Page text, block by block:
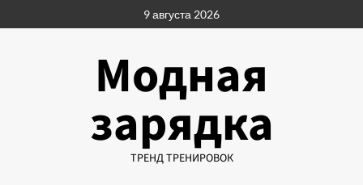
к
9 августа 2026
Модная
зарядка
ТРЕНД ТРЕНИРОВОК